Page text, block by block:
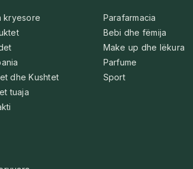
kryesore
dhe Kushtet
tuaja
Parafarmacia
Bebi dhe fëmija
Make up dhe lëkura
Parfume
Sport